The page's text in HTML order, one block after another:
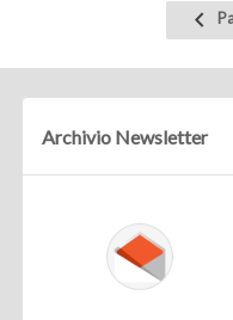
Pagina
Archivio Newsletter